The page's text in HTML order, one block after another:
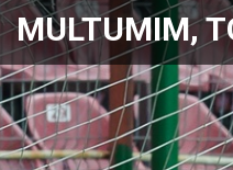
MULTUMIM,